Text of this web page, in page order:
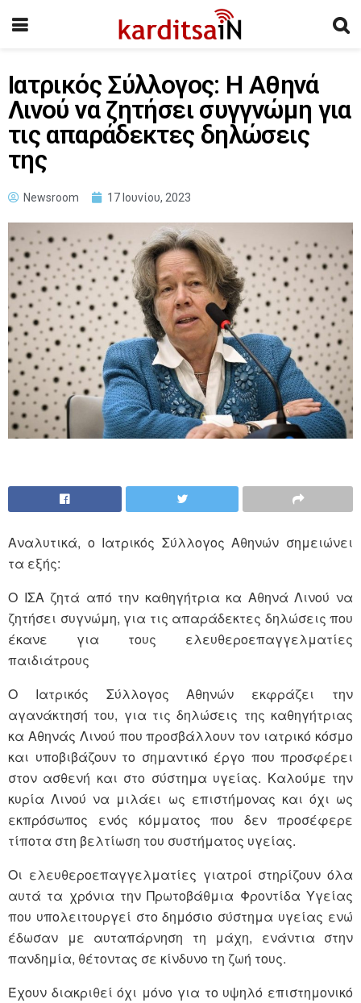
Ιατρικός Σύλλογος: Η Αθηνά
Λινού να ζητήσει συγγνώμη για
τις απαράδεκτες δηλώσεις
της
Newsroom 17 Ιουνίου, 2023
Αναλυτικά, ο Ιατρικός Σύλλογος Αθηνών σημειώνει
τα εξής:
Ο ΙΣΑ ζητά από την καθηγήτρια κα Αθηνά Λινού να
ζητήσει συγνώμη, για τις απαράδεκτες δηλώσεις που
έκανε για τους ελευθεροεπαγγελματίες
παιδιάτρους
Ο Ιατρικός Σύλλογος Αθηνών εκφράζει την
αγανάκτησή του, για τις δηλώσεις της καθηγήτριας
κα Αθηνάς Λινού που προσβάλλουν τον ιατρικό κόσμο
και υποβιβάζουν το σημαντικό έργο που προσφέρει
στον ασθενή και στο σύστημα υγείας. Καλούμε την
κυρία Λινού να μιλάει ως επιστήμονας και όχι ως
εκπρόσωπος ενός κόμματος που δεν προσέφερε
τίποτα στη βελτίωση του συστήματος υγείας.
Οι ελευθεροεπαγγελματίες γιατροί στηρίζουν όλα
αυτά τα χρόνια την Πρωτοβάθμια Φροντίδα Υγείας
που υπολειτουργεί στο δημόσιο σύστημα υγείας ενώ
έδωσαν με αυταπάρνηση τη μάχη, ενάντια στην
πανδημία, θέτοντας σε κίνδυνο τη ζωή τους.
Έχουν διακριθεί όχι μόνο για το υψηλό επιστημονικό